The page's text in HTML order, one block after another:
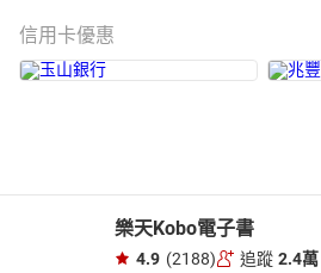
信用卡優惠
樂天Kobo電子書
4.9 (2188) 追蹤 2.4萬